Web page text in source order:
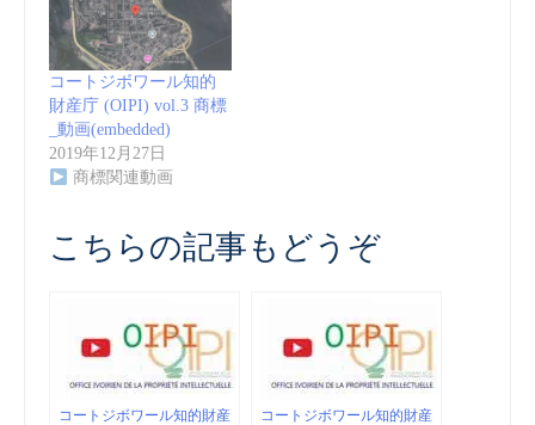
コートジボワール知的
財産庁 (OIPI) vol.3 商標
_動画(embedded)
2019年12月27日
商標関連動画
こちらの記事もどうぞ
コートジボワール知的財産
コートジボワール知的財産